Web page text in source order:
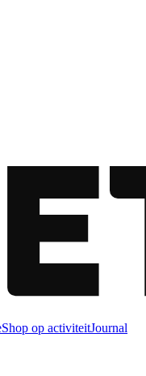
Shop op activiteitJournal